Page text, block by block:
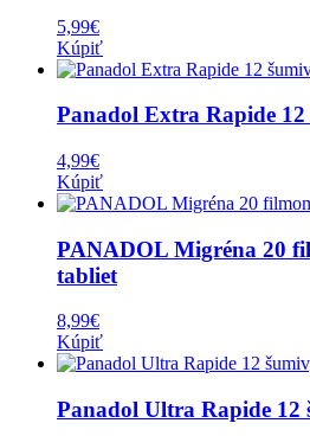
5,99€
Kúpiť
Panadol Extra Rapide
4,99€
Kúpiť
PANADOL Migréna 20
tabliet
8,99€
Kúpiť
Panadol Ultra Rapide 12